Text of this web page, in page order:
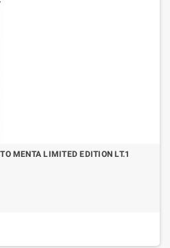
MENTA LIMITED EDITION LT.1